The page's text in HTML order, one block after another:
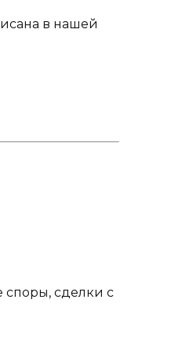
в нашей
сделки с